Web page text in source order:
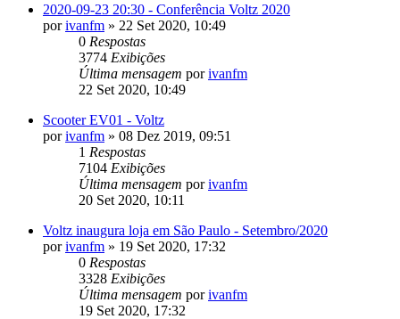
2020-09-23 20:30 - Conferência Voltz 2020
porivanfm » 22 Set 2020, 10:49
0 Respostas
3774 Exibições
Última mensagem porivanfm
22 Set 2020, 10:49
Scooter EV01 - Voltz
porivanfm » 08 Dez 2019, 09:51
1 Respostas
7104 Exibições
Última mensagem porivanfm
20 Set 2020, 10:11
Voltz inaugura loja em São Paulo - Setembro/2020
porivanfm » 19 Set 2020, 17:32
0 Respostas
3328 Exibições
Última mensagem porivanfm
19 Set 2020, 17:32